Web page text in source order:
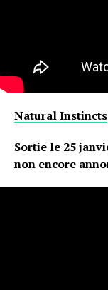
Natural Instincts
Sortie le 25
non encore